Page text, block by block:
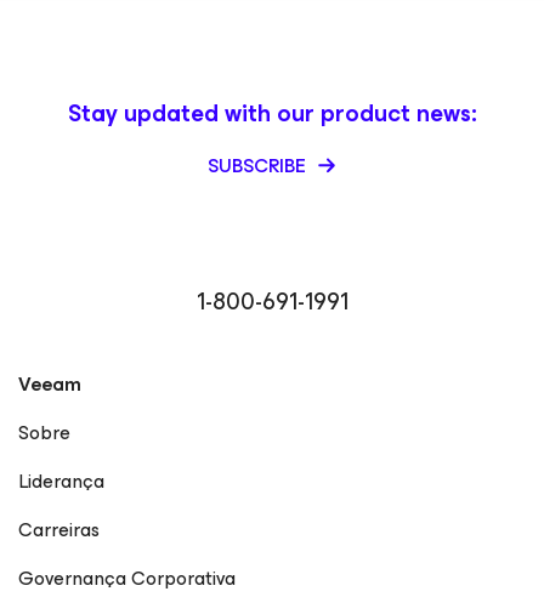
1-800-691-1991
Stay updated with our product news:
SUBSCRIBE
Veeam
Sobre
Liderança
Carreiras
Governança Corporativa